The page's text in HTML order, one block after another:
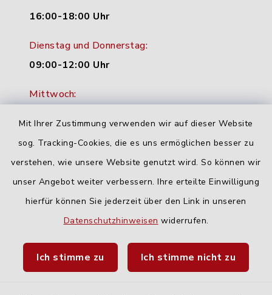
Mit Ihrer Zustimmung verwenden wir auf dieser Website
sog. Tracking-Cookies, die es uns ermöglichen besser zu
verstehen, wie unsere Website genutzt wird. So können wir
unser Angebot weiter verbessern. Ihre erteilte Einwilligung
hierfür können Sie jederzeit über den Link in unseren
Datenschutzhinweisen widerrufen.
Ich stimme zu Ich stimme nicht zu
16:00-18:00 Uhr
Dienstag und Donnerstag:
09:00-12:00 Uhr
Mittwoch:
Freitag:
geschlossen
Quicklinks
Fahrplanauskunft DING